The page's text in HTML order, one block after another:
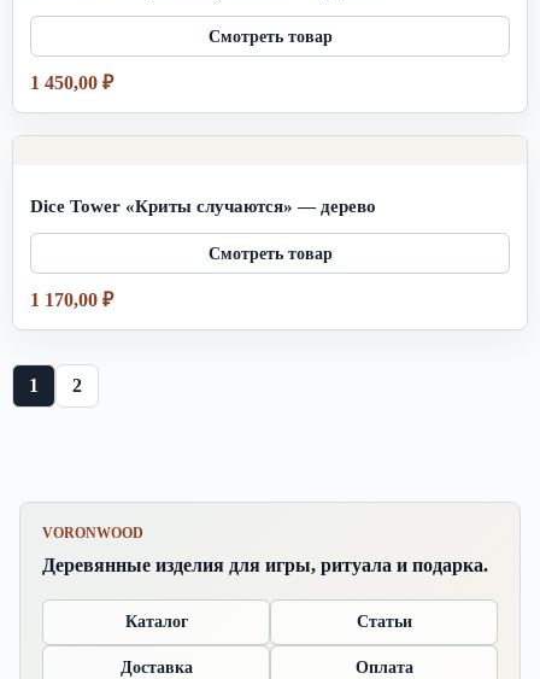
1 450,00 ₽
Dice Tower «Криты случаются» — дерево
1 170,00 ₽
1 2
VORONWOOD
Деревянные изделия для игры, ритуала и подарка.
Каталог Статьи
Доставка Оплата